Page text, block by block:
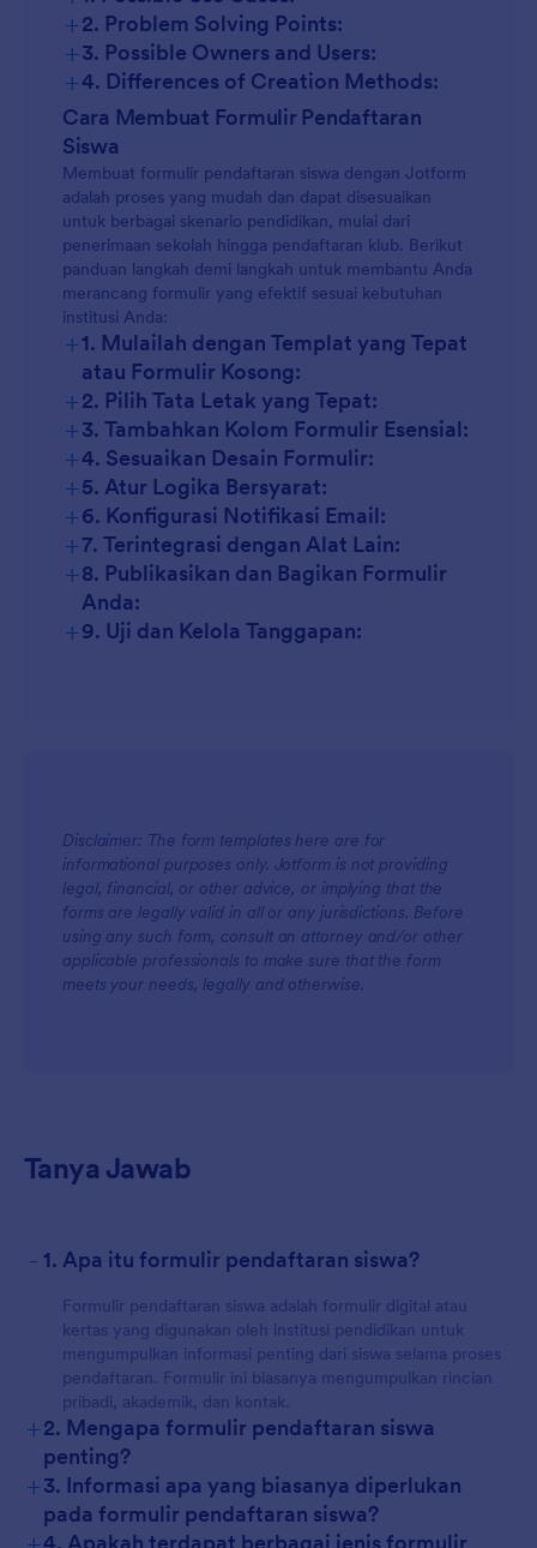
kamp musim panas
+2. Problem Solving Points:
+3. Possible Owners and Users:
+4. Differences of Creation Methods:
Cara Membuat Formulir Pendaftaran
Siswa
Membuat formulir pendaftaran siswa dengan Jotform
adalah proses yang mudah dan dapat disesuaikan
untuk berbagai skenario pendidikan, mulai dari
penerimaan sekolah hingga pendaftaran klub. Berikut
panduan langkah demi langkah untuk membantu Anda
merancang formulir yang efektif sesuai kebutuhan
institusi Anda:
+1. Mulailah dengan Templat yang Tepat
atau Formulir Kosong:
+2. Pilih Tata Letak yang Tepat:
+3. Tambahkan Kolom Formulir Esensial:
+4. Sesuaikan Desain Formulir:
+5. Atur Logika Bersyarat:
+6. Konfigurasi Notifikasi Email:
+7. Terintegrasi dengan Alat Lain:
+8. Publikasikan dan Bagikan Formulir
Anda:
+9. Uji dan Kelola Tanggapan:
Disclaimer: The form templates here are for
informational purposes only. Jotform is not providing
legal, financial, or other advice, or implying that the
forms are legally valid in all or any jurisdictions. Before
using any such form, consult an attorney and/or other
applicable professionals to make sure that the form
meets your needs, legally and otherwise.
Tanya Jawab
- 1. Apa itu formulir pendaftaran siswa?
Formulir pendaftaran siswa adalah formulir digital atau
kertas yang digunakan oleh institusi pendidikan untuk
mengumpulkan informasi penting dari siswa selama proses
pendaftaran. Formulir ini biasanya mengumpulkan rincian
pribadi, akademik, dan kontak.
+2. Mengapa formulir pendaftaran siswa
penting?
+3. Informasi apa yang biasanya diperlukan
pada formulir pendaftaran siswa?